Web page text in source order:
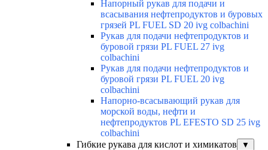
Напорный рукав для подачи и
всасывания нефтепродуктов и буровых
грязей PL FUEL SD 20 ivg colbachini
Рукав для подачи нефтепродуктов и
буровой грязи PL FUEL 27 ivg
colbachini
Рукав для подачи нефтепродуктов и
буровой грязи PL FUEL 20 ivg
colbachini
Напорно-всасывающий рукав для
морской воды, нефти и
нефтепродуктов PL EFESTO SD 25 ivg
colbachini
Гибкие рукава для кислот и химикатов
▼